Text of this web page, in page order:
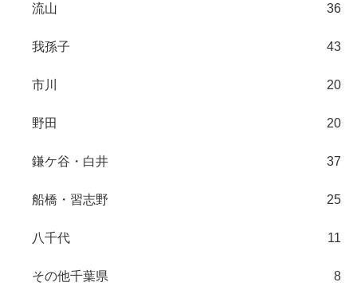
流山 36
我孫子 43
市川 20
野田 20
鎌ケ谷・白井 37
船橋・習志野 25
八千代 11
その他千葉県 8